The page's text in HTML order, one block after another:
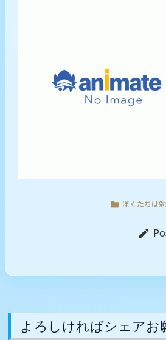
 ぼくたちは

よろしければシェアお